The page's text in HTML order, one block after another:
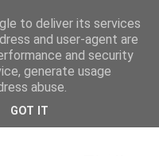
to deliver its services
and user-agent are
and security
generate usage
abuse.
GOT IT